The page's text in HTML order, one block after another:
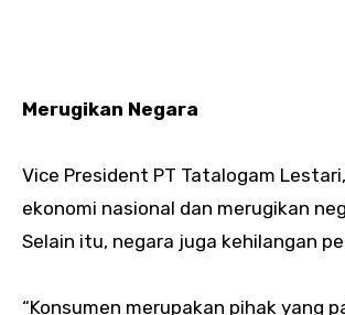
Merugikan Negara
Vice President PT Tatalogam
ekonomi nasional dan merugikan
Selain itu, negara juga kehilangan
“Konsumen merupakan pihak yang